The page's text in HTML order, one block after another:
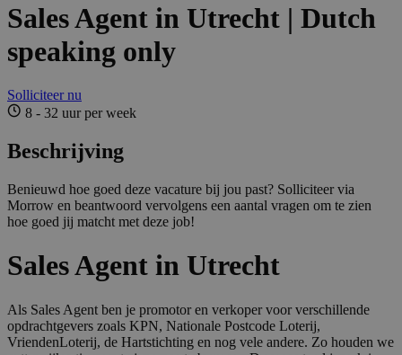
Sales Agent in Utrecht | Dutch
speaking only
Solliciteer nu
8 - 32 uur per week
Beschrijving
Benieuwd hoe goed deze vacature bij jou past? Solliciteer via
Morrow en beantwoord vervolgens een aantal vragen om te zien
hoe goed jij matcht met deze job!
Sales Agent in Utrecht
Als Sales Agent ben je promotor en verkoper voor verschillende
opdrachtgevers zoals KPN, Nationale Postcode Loterij,
VriendenLoterij, de Hartstichting en nog vele andere. Zo houden we